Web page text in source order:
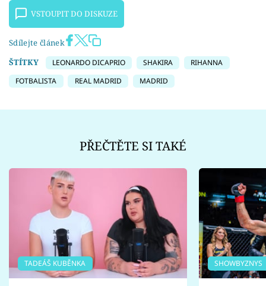
VSTOUPIT DO DISKUZE
Sdílejte článek
ŠTÍTKY
LEONARDO DICAPRIO SHAKIRA
RIHANNA
FOTBALISTA
REAL MADRID MADRID
PŘEČTĚTE SI TAKÉ
TADEÁŠ KUBĚNKA SHOWBYZNYS